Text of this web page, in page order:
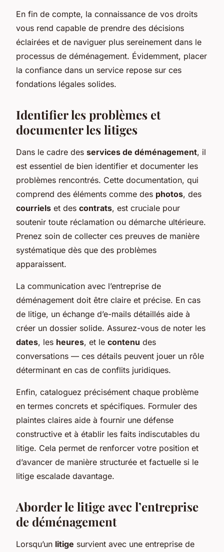
En fin de compte, la connaissance de vos droits
vous rend capable de prendre des décisions
éclairées et de naviguer plus sereinement dans le
processus de déménagement. Évidemment, placer
la confiance dans un service repose sur ces
fondations légales solides.
Identifier les problèmes et
documenter les litiges
Dans le cadre des services de déménagement, il
est essentiel de bien identifier et documenter les
problèmes rencontrés. Cette documentation, qui
comprend des éléments comme des photos, des
courriels et des contrats, est cruciale pour
soutenir toute réclamation ou démarche ultérieure.
Prenez soin de collecter ces preuves de manière
systématique dès que des problèmes
apparaissent.
La communication avec l’entreprise de
déménagement doit être claire et précise. En cas
de litige, un échange d’e-mails détaillés aide à
créer un dossier solide. Assurez-vous de noter les
dates, les heures, et le contenu des
conversations — ces détails peuvent jouer un rôle
déterminant en cas de conflits juridiques.
Enfin, cataloguez précisément chaque problème
en termes concrets et spécifiques. Formuler des
plaintes claires aide à fournir une défense
constructive et à établir les faits indiscutables du
litige. Cela permet de renforcer votre position et
d’avancer de manière structurée et factuelle si le
litige escalade davantage.
Aborder le litige avec l’entreprise
de déménagement
Lorsqu’un litige survient avec une entreprise de